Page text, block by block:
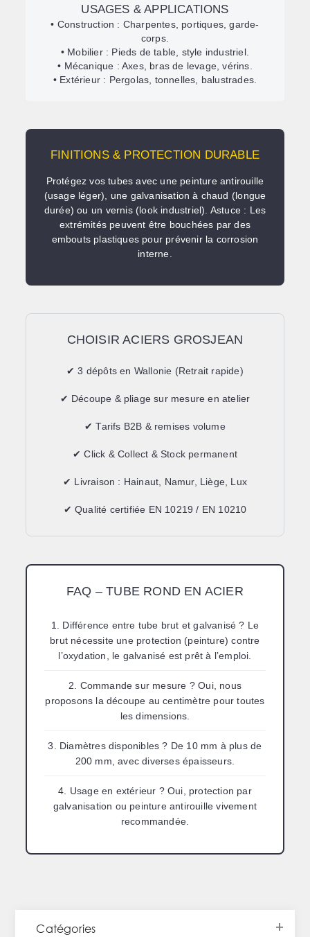
USAGES & APPLICATIONS
• Construction : Charpentes, portiques, garde-
corps.
• Mobilier : Pieds de table, style industriel.
• Mécanique : Axes, bras de levage, vérins.
• Extérieur : Pergolas, tonnelles, balustrades.
FINITIONS & PROTECTION DURABLE
Protégez vos tubes avec une peinture antirouille
(usage léger), une galvanisation à chaud (longue
durée) ou un vernis(look industriel). Astuce : Les
extrémités peuvent être bouchées par des
embouts plastiques pour prévenir la corrosion
interne.
CHOISIR ACIERS GROSJEAN
✔ 3 dépôts en Wallonie (Retrait rapide)
✔ Découpe & pliage sur mesure en atelier
✔ Tarifs B2B & remises volume
✔ Click & Collect & Stock permanent
✔ Livraison : Hainaut, Namur, Liège, Lux
✔ Qualité certifiée EN 10219 / EN 10210
FAQ – TUBE ROND EN ACIER
1. Différence entre tube brut et galvanisé ? Le
brut nécessite une protection (peinture) contre
l’oxydation, le galvanisé est prêt à l’emploi.
2. Commande sur mesure ?Oui, nous
proposons la découpe au centimètre pour toutes
les dimensions.
3. Diamètres disponibles ? De 10 mm à plus de
200 mm, avec diverses épaisseurs.
4. Usage en extérieur ?Oui, protection par
galvanisation ou peinture antirouille vivement
recommandée.
Catégories